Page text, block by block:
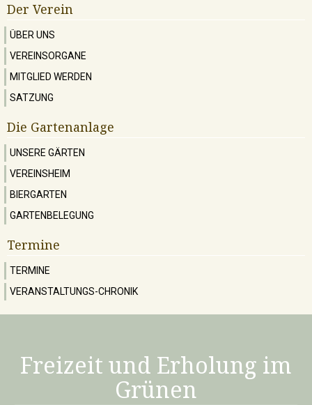
Der Verein
ÜBER UNS
VEREINSORGANE
MITGLIED WERDEN
SATZUNG
Die Gartenanlage
UNSERE GÄRTEN
VEREINSHEIM
BIERGARTEN
GARTENBELEGUNG
Termine
TERMINE
VERANSTALTUNGS-CHRONIK
Freizeit und Erholung im
Grünen